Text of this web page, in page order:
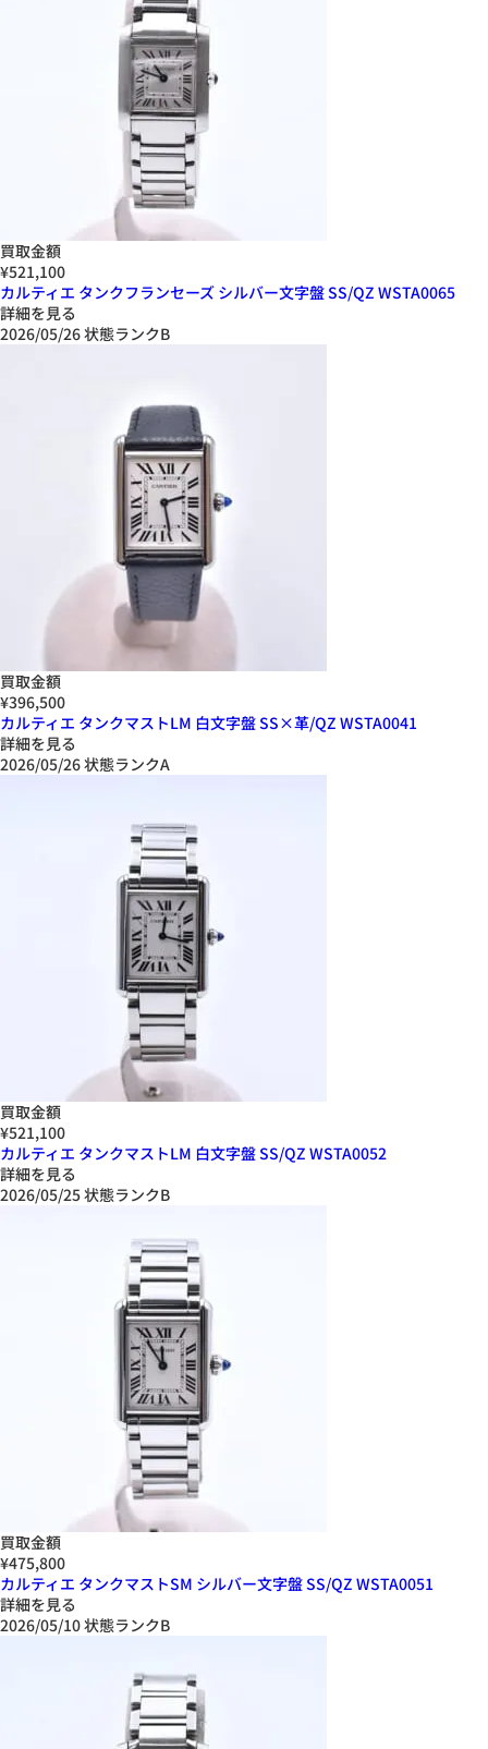
買取金額
¥521,100
カルティエ タンクフランセーズ シルバー文字盤 SS/QZ WSTA0065
詳細を見る
2026/05/26状態ランクB
買取金額
¥396,500
カルティエ タンクマストLM 白文字盤 SS×革/QZ WSTA0041
詳細を見る
2026/05/26状態ランクA
買取金額
¥521,100
カルティエ タンクマストLM 白文字盤 SS/QZ WSTA0052
詳細を見る
2026/05/25状態ランクB
買取金額
¥475,800
カルティエ タンクマストSM シルバー文字盤 SS/QZ WSTA0051
詳細を見る
2026/05/10状態ランクB